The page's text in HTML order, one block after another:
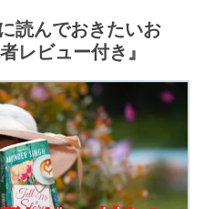
読んでおきたいお
レビュー付き』